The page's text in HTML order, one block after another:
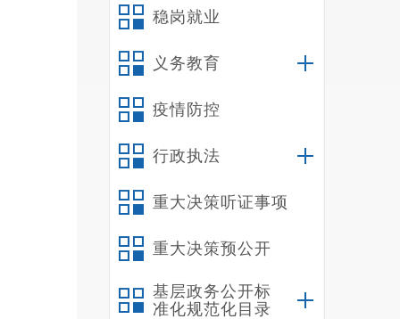
稳岗就业
义务教育
疫情防控
行政执法
重大决策听证事项
重大决策预公开
基层政务公开标
准化规范化目录